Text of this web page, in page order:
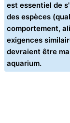
est essentiel de
des espèces
comportement,
exigences
devraient être
aquarium.